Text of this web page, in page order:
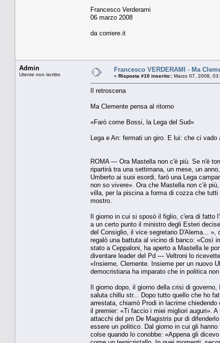
Francesco Verderami
06 marzo 2008
da corriere.it
Admin
Utente non iscritto
Francesco VERDERAMI - Ma
« Risposta #10 inserito:: Marzo 07, 2008,
Il retroscena
Ma Clemente pensa al ritorno
«Farò come Bossi, la Lega del Sud»
Lega e An: fermati un giro. E lui: che ci vado
ROMA — Ora Mastella non c'è più. Se n'è
ripartirà tra una settimana, un mese, un
Umberto ai suoi esordi, farò una Lega
non so vivere». Ora che Mastella non c'è
villa, per la piscina a forma di cozza che
mostro.
Il giorno in cui si sposò il figlio, c'era di fatto
a un certo punto il ministro degli Esteri
del Consiglio, il vice segretario D'Alema...
regalò una battuta al vicino di banco: «Così
stato a Ceppaloni, ha aperto a Mastella le
diventare leader del Pd — Veltroni lo
«Insieme, Clemente. Insieme per un nuovo
democristiana ha imparato che in politica
Il giorno dopo, il giorno della crisi di
saluta chillu str... Dopo tutto quello che ho
arrestata, chiamò Prodi in lacrime
il premier: «Ti faccio i miei migliori auguri».
attacchi del pm De Magistris pur di
essere un politico. Dal giorno in cui gli
colse quando lo conobbe: «Appena gli